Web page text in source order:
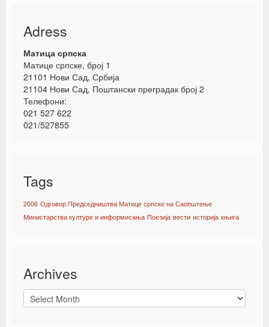
Adress
Матица српска
Матице српске, број 1
21101 Нови Сад, Србија
21104 Нови Сад, Поштански преградак број 2
Телефони:
021 527 622
021/527855
Tags
2006 Одговор Председништва Матице српске на Саопштење
Министарства културе и информисања Поезија вести историја књига
Archives